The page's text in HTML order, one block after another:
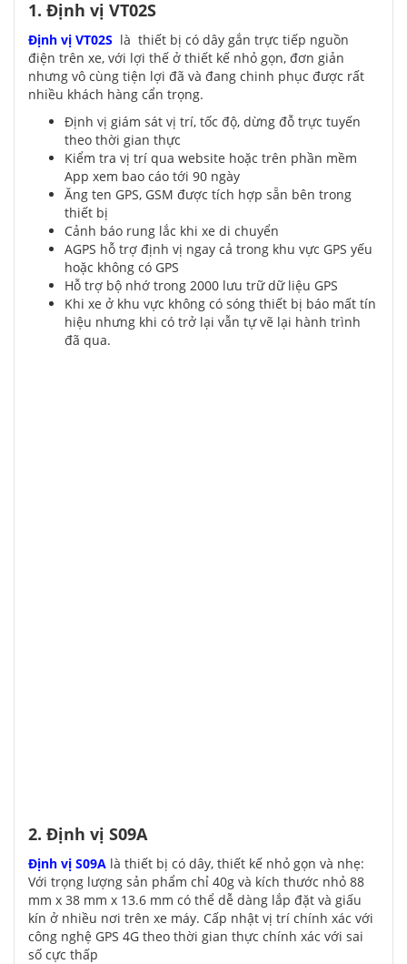
1. Định vị VT02S
Định vị VT02S là thiết bị có dây gắn trực tiếp nguồn
điện trên xe, với lợi thế ở thiết kế nhỏ gọn, đơn giản
nhưng vô cùng tiện lợi đã và đang chinh phục được rất
nhiều khách hàng cẩn trọng.
Định vị giám sát vị trí, tốc độ, dừng đỗ trực tuyến
theo thời gian thực
Kiểm tra vị trí qua website hoặc trên phần mềm
App xem bao cáo tới 90 ngày
Ăng ten GPS, GSM được tích hợp sẵn bên trong
thiết bị
Cảnh báo rung lắc khi xe di chuyển
AGPS hỗ trợ định vị ngay cả trong khu vực GPS yếu
hoặc không có GPS
Hỗ trợ bộ nhớ trong 2000 lưu trữ dữ liệu GPS
Khi xe ở khu vực không có sóng thiết bị báo mất tín
hiệu nhưng khi có trở lại vẫn tự vẽ lại hành trình
đã qua.
2. Định vị S09A
Định vị S09A là thiết bị có dây, thiết kế nhỏ gọn và nhẹ:
Với trọng lượng sản phẩm chỉ 40g và kích thước nhỏ 88
mm x 38 mm x 13.6 mm có thể dễ dàng lắp đặt và giấu
kín ở nhiều nơi trên xe máy. Cấp nhật vị trí chính xác với
công nghệ GPS 4G theo thời gian thực chính xác với sai
số cực thấp